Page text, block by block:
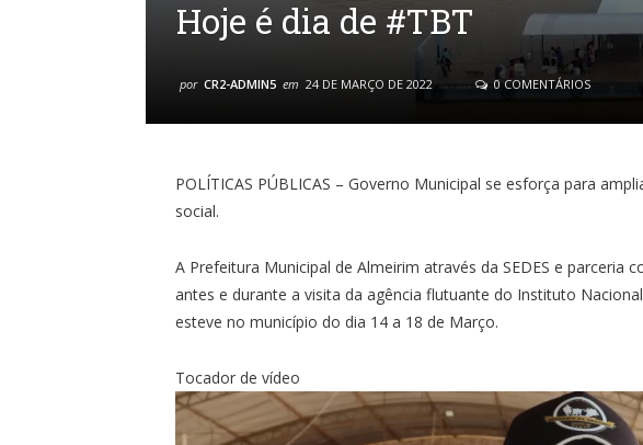
Hoje é dia de #TBT
por CR2-ADMIN5 em 24 DE MARÇO DE 2022 0 COMENTÁRIOS
POLÍTICAS PÚBLICAS – Governo Municipal se esforça para
social.
A Prefeitura Municipal de Almeirim através da SEDES e parceria
antes e durante a visita da agência flutuante do Instituto
esteve no município do dia 14 a 18 de Março.
Tocador de vídeo